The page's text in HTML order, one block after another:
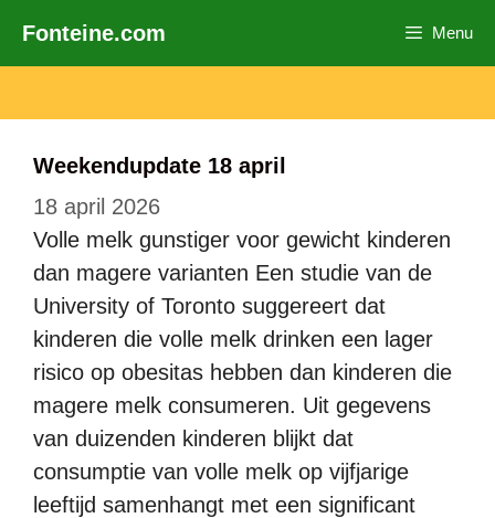
naar
inhoud
Fonteine.com Menu
Weekendupdate 18 april
18 april 2026
Volle melk gunstiger voor gewicht kinderen
dan magere varianten Een studie van de
University of Toronto suggereert dat
kinderen die volle melk drinken een lager
risico op obesitas hebben dan kinderen die
magere melk consumeren. Uit gegevens
van duizenden kinderen blijkt dat
consumptie van volle melk op vijfjarige
leeftijd samenhangt met een significant